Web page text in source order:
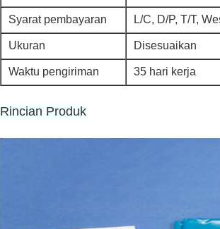
Syarat pembayaran L/C, D/P, T/T,
Ukuran Disesuaikan
Waktu pengiriman 35 hari kerja
Rincian Produk